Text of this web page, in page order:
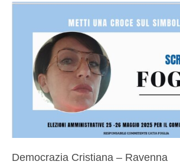
Democrazia Cristiana – Ravenna